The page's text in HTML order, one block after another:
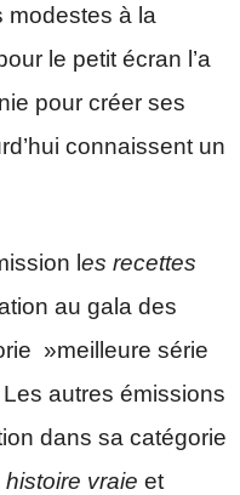
modestes à la
le petit écran l’a
pour créer ses
connaissent un
les recettes
au gala des
»meilleure série
autres émissions
dans sa catégorie
vraie et